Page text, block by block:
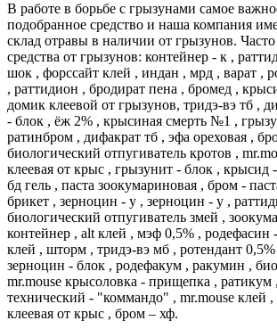
В работе в борьбе с грызунами самое
подобранное средство и наша компания
склад отравы в наличии от грызунов.
средства от грызунов: контейнер - к ,
шок , форссайт клей , индан , мрд , варат ,
, раттидион , бродират пена , бромед ,
домик клеевой от грызунов, тридэ-вэ тб ,
- блок , ёж 2% , крысиная смерть №1 ,
ратинбром , дифакрат тб , эфа ореховая ,
биологический отпугиватель кротов ,
клеевая от крыс , грызунит - блок ,
бд гель , паста зоокумариновая , бром -
брикет , зерноцин - у , зерноцин - у ,
биологический отпугиватель змей ,
контейнер , alt клей , мэф 0,5% , родефасин
клей , шторм , тридэ-вэ мб , ротендант
зерноцин - блок , родефакум , ракумин ,
mr.mouse крысоловка - прищепка ,
технический - "коммандо" , mr.mouse клей ,
клеевая от крыс , бром – хф.